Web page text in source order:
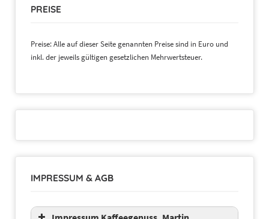
PREISE
Preise: Alle auf dieser Seite genannten Preise sind in Euro und
inkl. der jeweils gültigen gesetzlichen Mehrwertsteuer.
IMPRESSUM & AGB